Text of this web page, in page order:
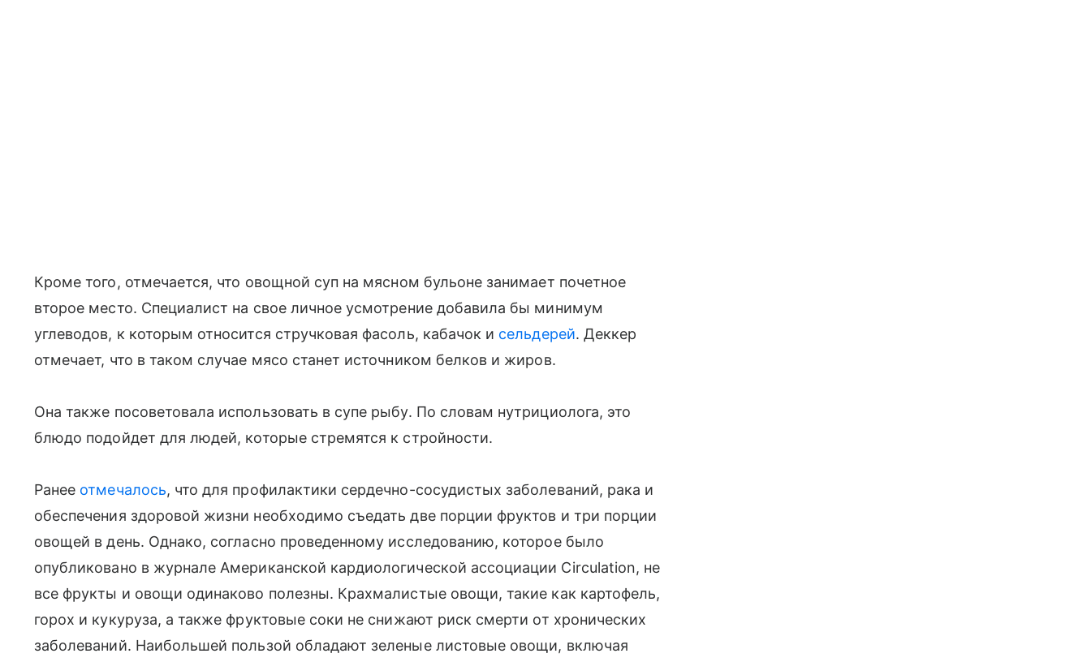
Кроме того, отмечается, что овощной суп на мясном бульоне занимает почетное
второе место. Специалист на свое личное усмотрение добавила бы минимум
углеводов, к которым относится стручковая фасоль, кабачок и сельдерей. Деккер
отмечает, что в таком случае мясо станет источником белков и жиров.
Она также посоветовала использовать в супе рыбу. По словам нутрициолога, это
блюдо подойдет для людей, которые стремятся к стройности.
Ранее отмечалось, что для профилактики сердечно-сосудистых заболеваний, рака и
обеспечения здоровой жизни необходимо съедать две порции фруктов и три порции
овощей в день. Однако, согласно проведенному исследованию, которое было
опубликовано в журнале Американской кардиологической ассоциации Circulation, не
все фрукты и овощи одинаково полезны. Крахмалистые овощи, такие как картофель,
горох и кукуруза, а также фруктовые соки не снижают риск смерти от хронических
заболеваний. Наибольшей пользой обладают зеленые листовые овощи, включая